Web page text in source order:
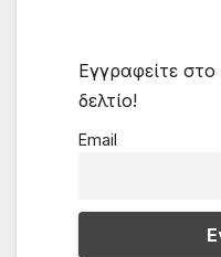
Εγγραφείτε
δελτίο!
Email